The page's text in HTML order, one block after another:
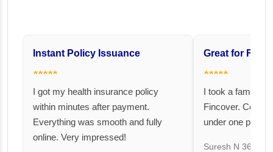
Instant Policy Issuance
★★★★★
I got my health insurance policy
within minutes after payment.
Everything was smooth and fully
online. Very impressed!
Great for
★★★★★
I took a family
Fincover.
under one
Suresh N 367